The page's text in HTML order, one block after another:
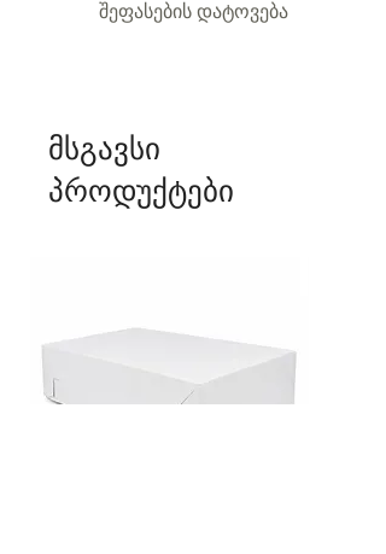
შეფასების დატოვება
მსგავსი
პროდუქტები